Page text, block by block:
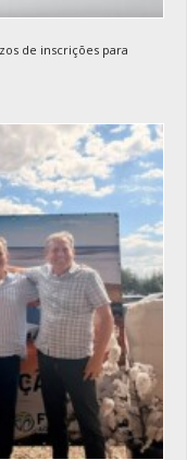
de inscrições para